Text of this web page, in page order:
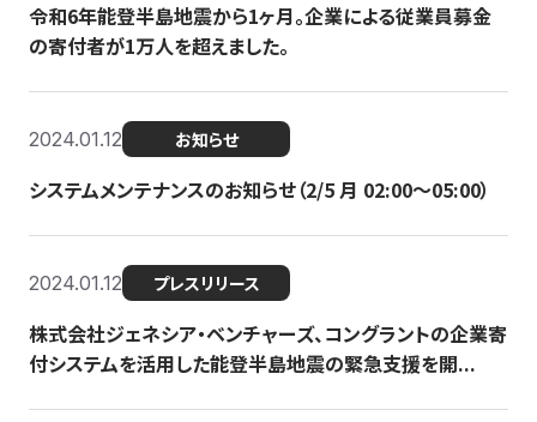
令和6年能登半島地震から1ヶ月。企業による従業員募金
の寄付者が1万人を超えました。
2024.01.12 お知らせ
システムメンテナンスのお知らせ（2/5 月 02:00〜05:00）
2024.01.12 プレスリリース
株式会社ジェネシア・ベンチャーズ、コングラントの企業寄
付システムを活用した能登半島地震の緊急支援を開...